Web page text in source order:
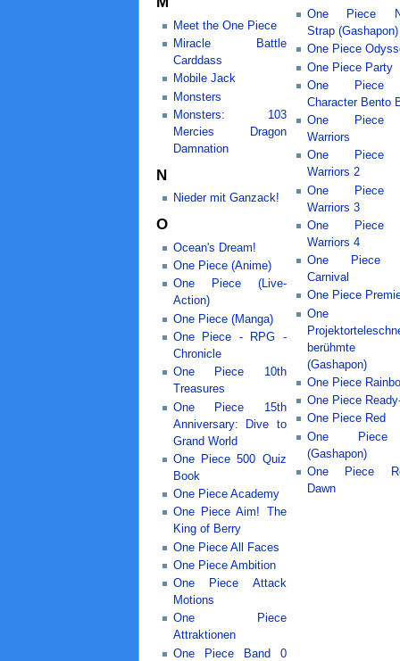
Meet the One Piece
Miracle Battle
Carddass
Mobile Jack
Monsters
Monsters: 103
Mercies Dragon
Damnation
N
Nieder mit Ganzack!
O
Ocean's Dream!
One Piece (Anime)
One Piece (Live-
Action)
One Piece (Manga)
One Piece - RPG -
Chronicle
One Piece 10th
Treasures
One Piece 15th
Anniversary: Dive to
Grand World
One Piece 500 Quiz
Book
One Piece Academy
One Piece Aim! The
King of Berry
One Piece All Faces
One Piece Ambition
One Piece Attack
Motions
One Piece
Attraktionen
One Piece Band 0
One Piece
Strap (Gashapon)
One Piece
One Piece Party
One Piece
Character Bento
One Piece
Warriors
One Piece
Warriors 2
One Piece
Warriors 3
One Piece
Warriors 4
One Piece
Carnival
One Piece
One
berühmte
(Gashapon)
One Piece
One Piece
One Piece Red
One Piece
(Gashapon)
One Piece
Dawn